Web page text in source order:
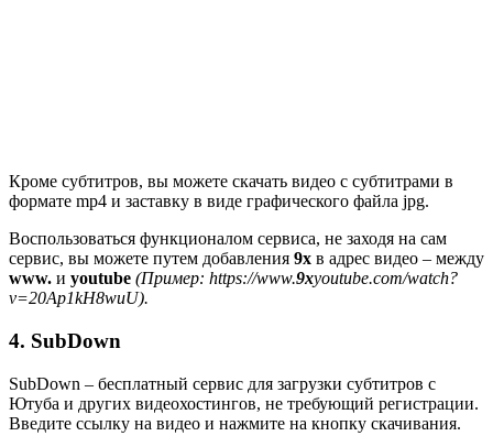
Кроме субтитров, вы можете скачать видео с субтитрами в
формате mp4 и заставку в виде графического файла jpg.
Воспользоваться функционалом сервиса, не заходя на сам
сервис, вы можете путем добавления 9x в адрес видео – между
www. и youtube (Пример: https://www.9xyoutube.com/watch?
v=20Ap1kH8wuU).
4. SubDown
SubDown – бесплатный сервис для загрузки субтитров с
Ютуба и других видеохостингов, не требующий регистрации.
Введите ссылку на видео и нажмите на кнопку скачивания.